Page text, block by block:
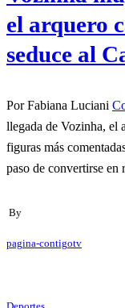
el arquero
seduce al
Por Fabiana Luciani
llegada de Vozinha, el
figuras más
paso de convertirse en
By
pagina-contigotv